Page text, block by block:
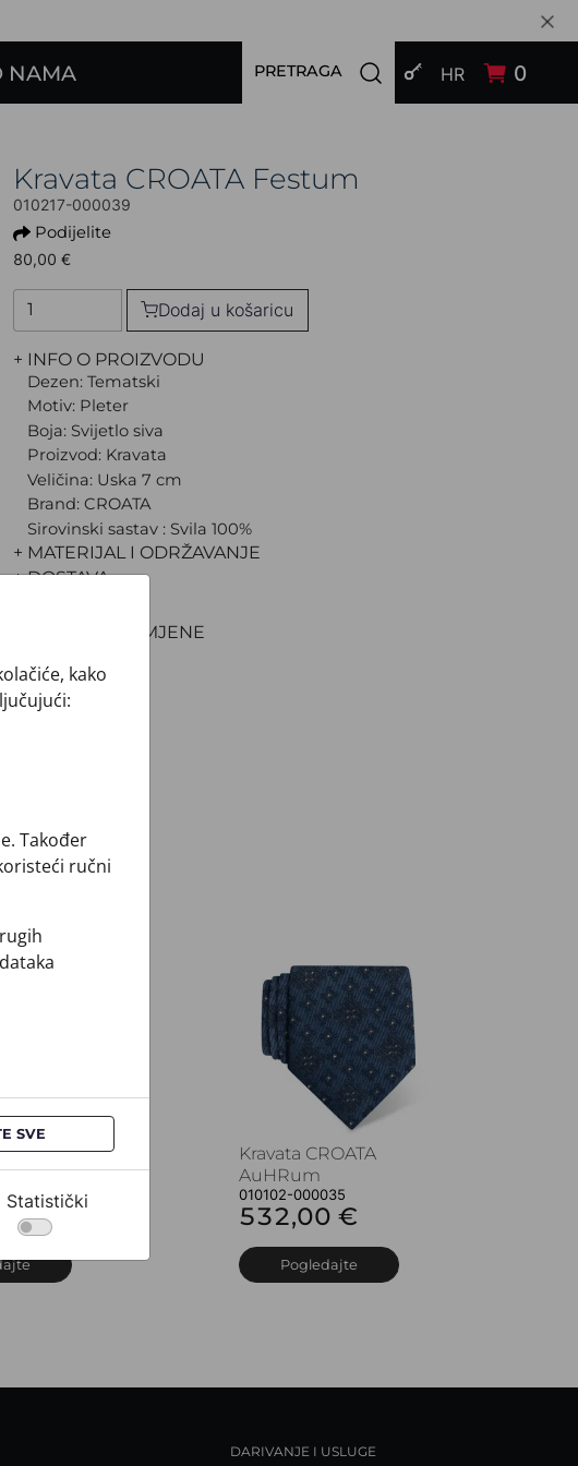
NAMA PRIJAVI SE
HR 0
PRETRAGA Open search modal
Kravata CROATA Festum
010217-000039
Podijelite
80,00 €
Dodaj u košaricu
+ INFO O PROIZVODU
Dezen: Tematski
Motiv: Pleter
Boja: Svijetlo siva
Proizvod: Kravata
Veličina: Uska 7 cm
Brand: CROATA
Sirovinski sastav : Svila 100%
+ MATERIJAL I ODRŽAVANJE
+ DOSTAVA
+ POVRATI I ZAMJENE
€
Kravata CROATA
AuHRum
010102-000035
532,00 €
Pogledajte
DARIVANJE I USLUGE
kako
Također
ručni
SVE
Statistički